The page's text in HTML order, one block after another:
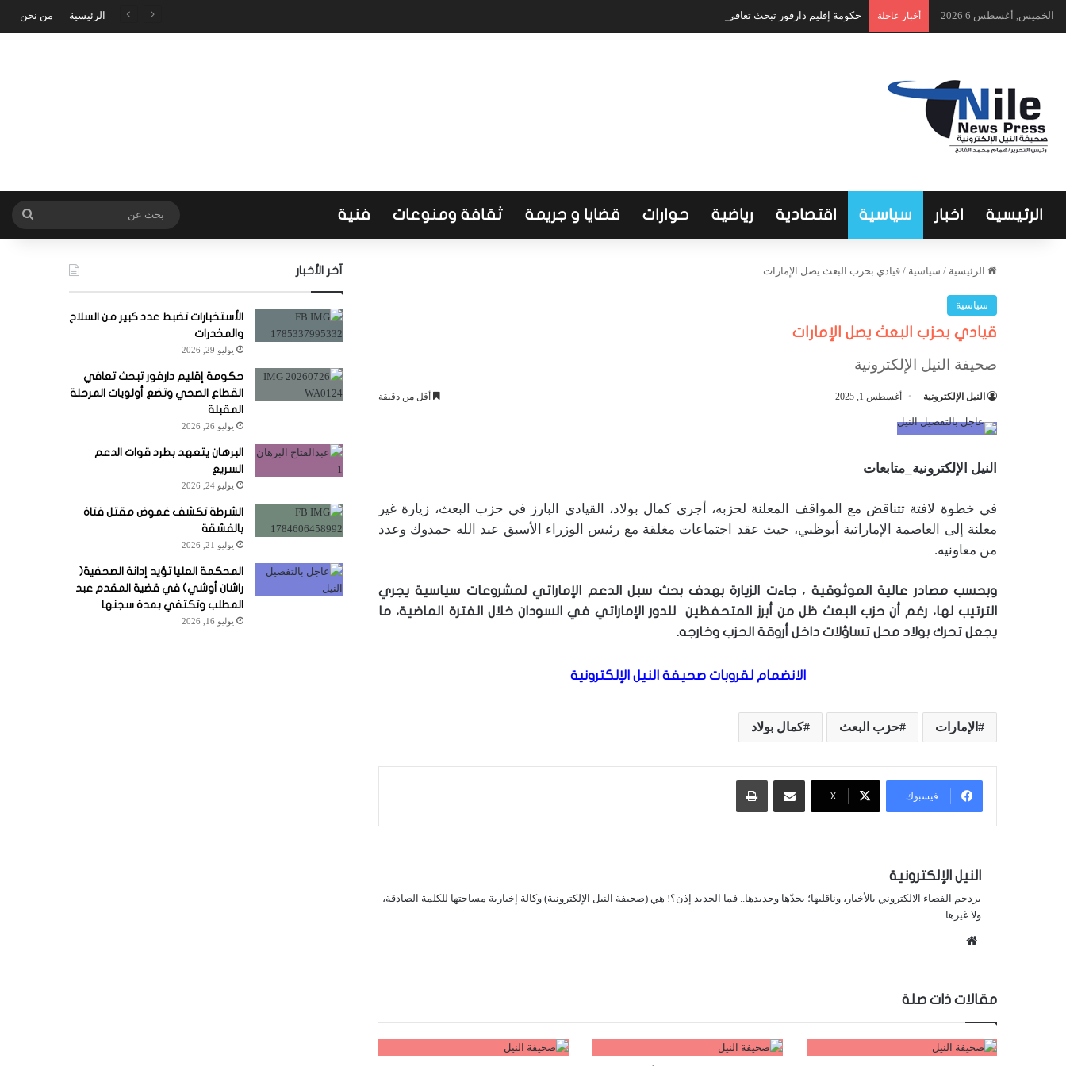
الخميس, أغسطس 6 2026 أخبار عاجلة حكومة إقليم دارفور تبحث تعافي القطاع الصحي وتضع أولويات المرحلة المقبلة الرئيسية من نحن
الرئيسية اخبار سياسية اقتصادية رياضية حوارات قضايا و جريمة ثقافة ومنوعات فنية بحث
عن
الرئيسية / سياسية / قيادي بحزب البعث يصل الإمارات
سياسية
قيادي بحزب البعث يصل الإمارات
صحيفة النيل الإلكترونية
النيل الإلكترونية أغسطس 1, 2025 أقل من دقيقة
النيل الإلكترونية_متابعات
في خطوة لافتة تتناقض مع المواقف المعلنة لحزبه، أجرى كمال بولاد، القيادي البارز في حزب البعث، زيارة غير
معلنة إلى العاصمة الإماراتية أبوظبي، حيث عقد اجتماعات مغلقة مع رئيس الوزراء الأسبق عبد الله حمدوك وعدد
من معاونيه.
وبحسب مصادر عالية الموثوقية ، جاءت الزيارة بهدف بحث سبل الدعم الإماراتي لمشروعات سياسية يجري
الترتيب لها، رغم أن حزب البعث ظل من أبرز المتحفظين للدور الإماراتي في السودان خلال الفترة الماضية، ما
يجعل تحرك بولاد محل تساؤلات داخل أروقة الحزب وخارجه.
الانضمام لقروبات صحيفة النيل الإلكترونية
الإمارات حزب البعث كمال بولاد
فيسبوك X
مشاركة عبر البريد طباعة
النيل الإلكترونية
يزدحم الفضاء الالكتروني بالأخبار، وناقليها؛ بجدّها وجديدها.. فما الجديد إذن؟! هي (صحيفة النيل الإلكترونية) وكالة إخبارية مساحتها للكلمة الصادقة،
ولا غيرها..
مقالات ذات صلة
آخر الأخبار
الأستخبارات تضبط عدد كبير من السلاح
والمخدرات
يوليو 29, 2026
حكومة إقليم دارفور تبحث تعافي
القطاع الصحي وتضع أولويات المرحلة
المقبلة
يوليو 26, 2026
البرهان يتعهد بطرد قوات الدعم
السريع
يوليو 24, 2026
الشرطة تكشف غموض مقتل فتاة
بالفشقة
يوليو 21, 2026
المحكمة العليا تؤيد إدانة الصحفية(
راشان أوشي) في قضية المقدم عبد
المطلب وتكتفي بمدة سجنها
يوليو 16, 2026